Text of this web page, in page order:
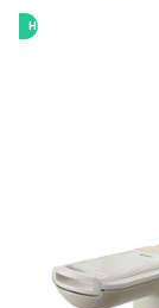
НОВИНКА